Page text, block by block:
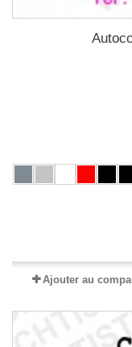
Ajouter au